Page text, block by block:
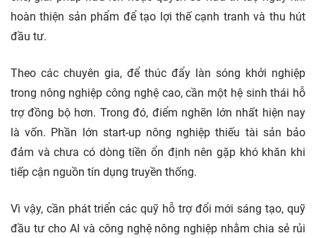
hoàn thiện sản phẩm để tạo lợi thế cạnh tranh và thu hút
đầu tư.
Theo các chuyên gia, để thúc đẩy làn sóng khởi nghiệp
trong nông nghiệp công nghệ cao, cần một hệ sinh thái hỗ
trợ đồng bộ hơn. Trong đó, điểm nghẽn lớn nhất hiện nay
là vốn. Phần lớn start-up nông nghiệp thiếu tài sản bảo
đảm và chưa có dòng tiền ổn định nên gặp khó khăn khi
tiếp cận nguồn tín dụng truyền thống.
Vì vậy, cần phát triển các quỹ hỗ trợ đổi mới sáng tạo, quỹ
đầu tư cho AI và công nghệ nông nghiệp nhằm chia sẻ rủi